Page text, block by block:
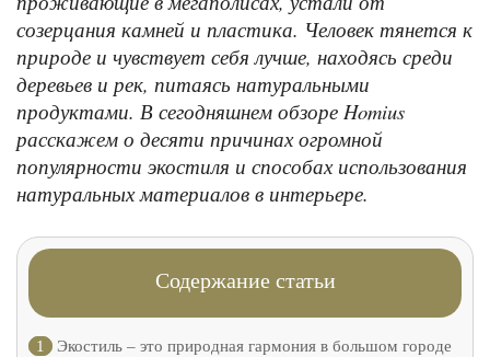
созерцания камней и пластика. Человек тянется к
природе и чувствует себя лучше, находясь среди
деревьев и рек, питаясь натуральными
продуктами. В сегодняшнем обзоре Homius
расскажем о десяти причинах огромной
популярности экостиля и способах использования
натуральных материалов в интерьере.
Содержание статьи
1
Экостиль – это природная гармония в большом городе